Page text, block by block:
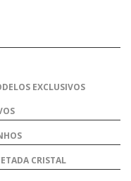
EXCLUSIVOS
CRISTAL